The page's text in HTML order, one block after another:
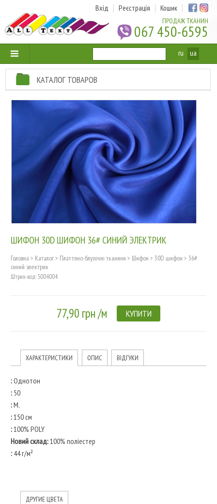
ПРОДАЖ ТКАНИН
067 450-6595
Вхід Реєстрація Кошик
ru ua
КАТАЛОГ ТОВАРОВ
ШИФОН 30D ШИФОН 36# СИНИЙ ЭЛЕКТРИК
Головна > Каталог> Платтяно-блузочні тканини > Шифон > 30D шифон > 36#
синий электрик
Штрих-код: 5004004
77,90 грн /м КУПИТИ
ХАРАКТЕРИСТИКИ ОПИС ВІДГУКИ
:Однотон
:50
:М.
:150 см
:100% POLY
Новий склад:100% поліестер
:44 г/м²
ДРУГИЕ ЦВЕТА